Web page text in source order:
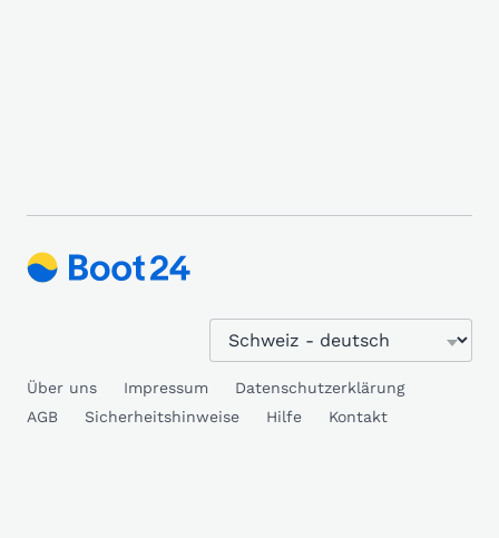
Über uns Impressum
Datenschutzerklärung
AGB
Sicherheitshinweise Hilfe Kontakt